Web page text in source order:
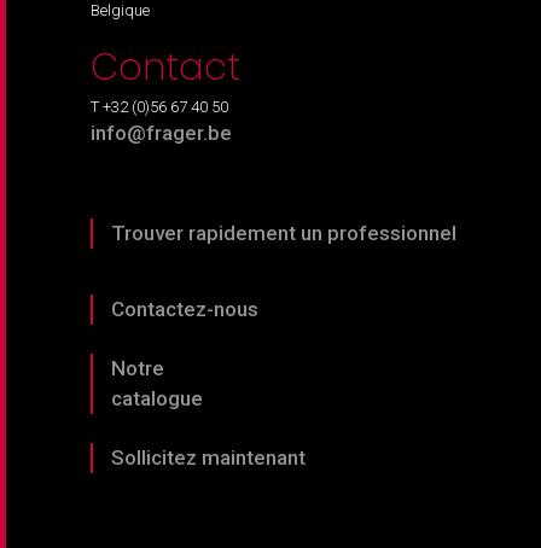
Belgique
Contact
T +32 (0)56 67 40 50
info@frager.be
Trouver rapidement un professionnel
Contactez-nous
Notre
catalogue
Sollicitez maintenant